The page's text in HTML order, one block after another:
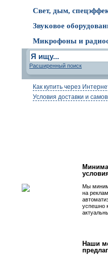
Свет, дым,
Звуковое
Микрофоны и
Расширенный поиск
Как купить через
Условия доставки и
Мы
на
успешно
Наши